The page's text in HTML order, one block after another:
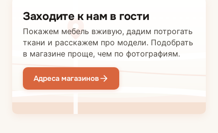
Заходите к нам в гости
Покажем мебель вживую, дадим потрогать
ткани и расскажем про модели. Подобрать
в магазине проще, чем по фотографиям.
Адреса магазинов